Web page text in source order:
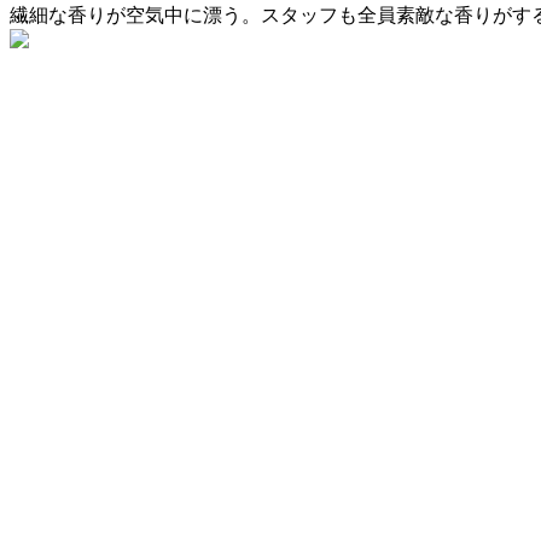
繊細な香りが空気中に漂う。スタッフも全員素敵な香りがす